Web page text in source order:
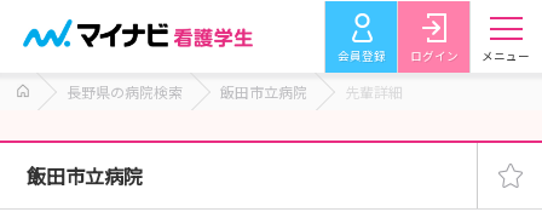
会員登録 ログイン メニュー
長野県の病院検索 飯田市立病院 先輩詳細
飯田市立病院